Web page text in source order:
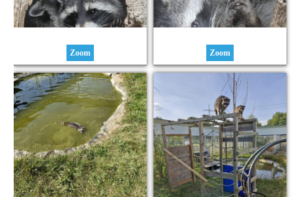
Zoom Zoom